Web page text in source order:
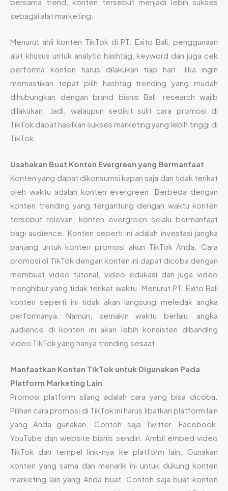
sebagai alat marketing.
Menurut ahli konten TikTok di PT. Exito Bali, penggunaan
alat khusus untuk analytic hashtag, keyword dan juga cek
performa konten harus dilakukan tiap hari. Jika ingin
memastikan tepat pilih hashtag trending yang mudah
dihubungkan dengan brand bisnis Bali, research wajib
dilakukan. Jadi, walaupun sedikit sulit cara promosi di
TikTok dapat hasilkan sukses marketing yang lebih tinggi di
TikTok.
Usahakan Buat Konten Evergreen yang Bermanfaat
Konten yang dapat dikonsumsi kapan saja dan tidak terikat
oleh waktu adalah konten evergreen. Berbeda dengan
konten trending yang tergantung dengan waktu konten
tersebut relevan, konten evergreen selalu bermanfaat
bagi audience. Konten seperti ini adalah investasi jangka
panjang untuk konten promosi akun TikTok Anda. Cara
promosi di TikTok dengan konten ini dapat dicoba dengan
membuat video tutorial, video edukasi dan juga video
menghibur yang tidak terikat waktu. Menurut PT. Exito Bali
konten seperti ini tidak akan langsung meledak angka
performanya. Namun, semakin waktu berlalu, angka
audience di konten ini akan lebih konsisten dibanding
video TikTok yang hanya trending sesaat.
Manfaatkan Konten TikTok untuk Digunakan Pada
Platform Marketing Lain
Promosi platform silang adalah cara yang bisa dicoba.
Pilihan cara promosi di TikTok ini harus libatkan platform lain
yang Anda gunakan. Contoh saja Twitter, Facebook,
YouTube dan website bisnis sendiri. Ambil embed video
TikTok dan tempel link-nya ke platform lain. Gunakan
konten yang sama dan menarik ini untuk dukung konten
marketing lain yang Anda buat. Contoh saja buat konten